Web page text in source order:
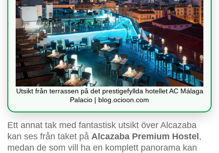
Utsikt från terrassen på det prestigefyllda hotellet AC Málaga
Palacio | blog.ocioon.com
Ett annat tak med fantastisk utsikt över Alcazaba
kan ses från taket på Alcazaba Premium Hostel,
medan de som vill ha en komplett panorama kan